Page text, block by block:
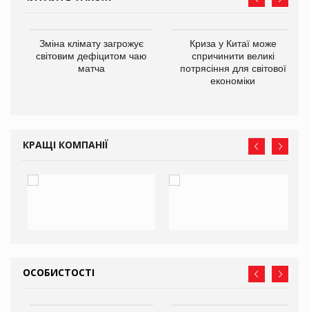
Зміна клімату загрожує
світовим дефіцитом чаю
матча
Криза у Китаї може
спричинити великі
потрясіння для світової
економіки
КРАЩІ КОМПАНІЇ
ОСОБИСТОСТІ